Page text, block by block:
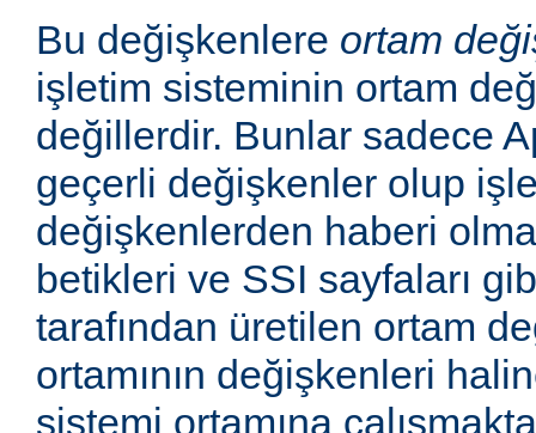
Bu değişkenlere ortam
işletim sisteminin ortam
değillerdir. Bunlar sadece
geçerli değişkenler olup
değişkenlerden haberi
betikleri ve SSI sayfaları
tarafından üretilen ortam
ortamının değişkenleri
sistemi ortamına